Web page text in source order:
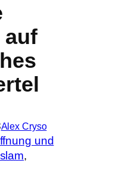
Alex Cryso
und